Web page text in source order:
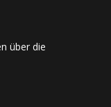
über die
=
'event':